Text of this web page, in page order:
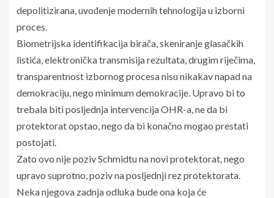
depolitizirana, uvođenje modernih tehnologija u izborni
proces.
Biometrijska identifikacija birača, skeniranje glasačkih
listića, elektronička transmisija rezultata, drugim riječima,
transparentnost izbornog procesa nisu nikakav napad na
demokraciju, nego minimum demokracije. Upravo bi to
trebala biti posljednja intervencija OHR-a, ne da bi
protektorat opstao, nego da bi konačno mogao prestati
postojati.
Zato ovo nije poziv Schmidtu na novi protektorat, nego
upravo suprotno, poziv na posljednji rez protektorata.
Neka njegova zadnja odluka bude ona koja će